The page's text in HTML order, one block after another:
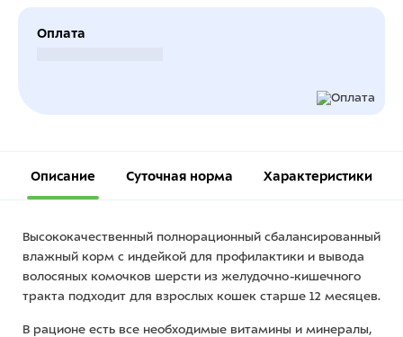
Оплата
Описание Суточная норма Характеристики
Высококачественный полнорационный сбалансированный
влажный корм с индейкой для профилактики и вывода
волосяных комочков шерсти из желудочно-кишечного
тракта подходит для взрослых кошек старше 12 месяцев.
В рационе есть все необходимые витамины и минералы,